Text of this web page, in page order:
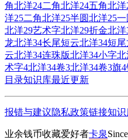
角北洋24二角北洋24五角北洋
洋25二角北洋25半圆北洋25一
北洋29艺术字北洋29折金北洋
龙北洋34长尾短云北洋34短尾
云北洋34连珠版北洋34小字北
术字4北洋34卷3北洋34卷3旗4
目录知识库最近更新
报错与建议隐私政策链接知识
业余钱币收藏爱好者卡泉